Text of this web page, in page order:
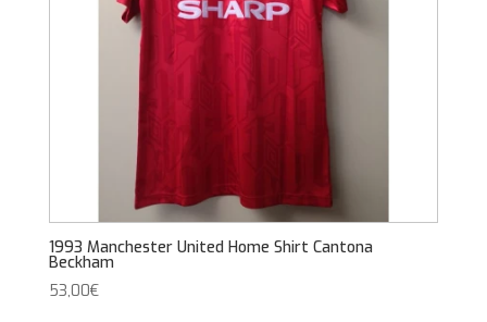
1993 Manchester United Home Shirt Cantona
Beckham
53,00€